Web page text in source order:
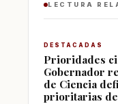
LECTURA
DESTACADAS
Prioridades
Gobernador
de Ciencia
prioritarias